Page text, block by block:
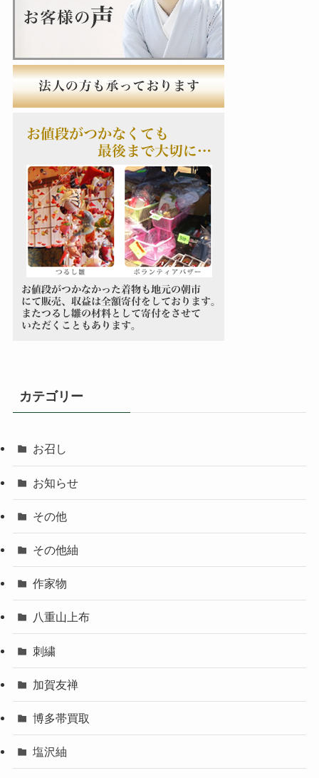
カテゴリー
お召し
お知らせ
その他
その他紬
作家物
八重山上布
刺繍
加賀友禅
博多帯買取
塩沢紬